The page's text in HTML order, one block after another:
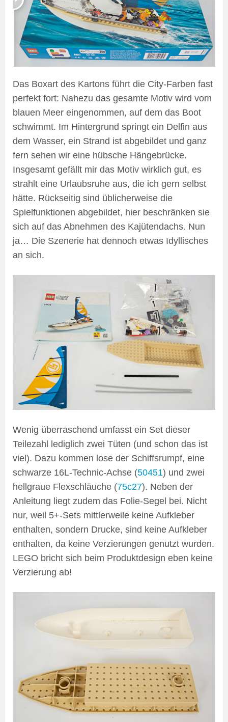
Das Boxart des Kartons führt die City-Farben fast
perfekt fort: Nahezu das gesamte Motiv wird vom
blauen Meer eingenommen, auf dem das Boot
schwimmt. Im Hintergrund springt ein Delfin aus
dem Wasser, ein Strand ist abgebildet und ganz
fern sehen wir eine hübsche Hängebrücke.
Insgesamt gefällt mir das Motiv wirklich gut, es
strahlt eine Urlaubsruhe aus, die ich gern selbst
hätte. Rückseitig sind üblicherweise die
Spielfunktionen abgebildet, hier beschränken sie
sich auf das Abnehmen des Kajütendachs. Nun
ja… Die Szenerie hat dennoch etwas Idyllisches
an sich.
Wenig überraschend umfasst ein Set dieser
Teilezahl lediglich zwei Tüten (und schon das ist
viel). Dazu kommen lose der Schiffsrumpf, eine
schwarze 16L-Technic-Achse (50451) und zwei
hellgraue Flexschläuche (75c27). Neben der
Anleitung liegt zudem das Folie-Segel bei. Nicht
nur, weil 5+-Sets mittlerweile keine Aufkleber
enthalten, sondern Drucke, sind keine Aufkleber
enthalten, da keine Verzierungen genutzt wurden.
LEGO bricht sich beim Produktdesign eben keine
Verzierung ab!